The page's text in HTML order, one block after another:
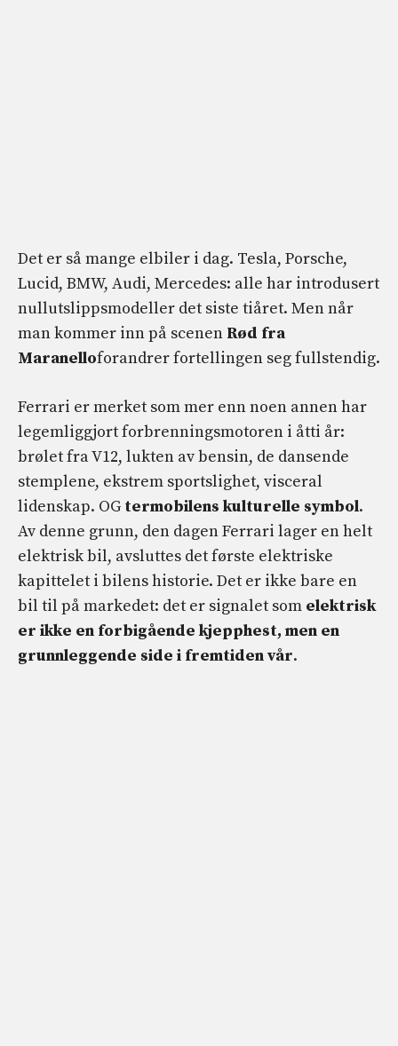
Det er så mange elbiler i dag. Tesla, Porsche,
Lucid, BMW, Audi, Mercedes: alle har introdusert
nullutslippsmodeller det siste tiåret. Men når
man kommer inn på scenen Rød fra
Maranelloforandrer fortellingen seg fullstendig.
Ferrari er merket som mer enn noen annen har
legemliggjort forbrenningsmotoren i åtti år:
brølet fra V12, lukten av bensin, de dansende
stemplene, ekstrem sportslighet, visceral
lidenskap. OG termobilens kulturelle symbol.
Av denne grunn, den dagen Ferrari lager en helt
elektrisk bil, avsluttes det første elektriske
kapittelet i bilens historie. Det er ikke bare en
bil til på markedet: det er signalet som elektrisk
er ikke en forbigående kjepphest, men en
grunnleggende side i fremtiden vår.